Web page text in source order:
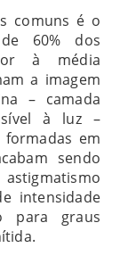
comuns é o
60% dos
à média
a imagem
– camada
à luz –
em
sendo
intensidade
para graus